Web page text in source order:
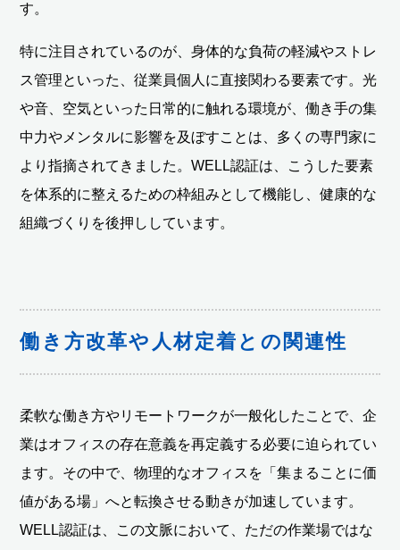
す。
特に注目されているのが、身体的な負荷の軽減やストレ
ス管理といった、従業員個人に直接関わる要素です。光
や音、空気といった日常的に触れる環境が、働き手の集
中力やメンタルに影響を及ぼすことは、多くの専門家に
より指摘されてきました。WELL認証は、こうした要素
を体系的に整えるための枠組みとして機能し、健康的な
組織づくりを後押ししています。
働き方改革や人材定着との関連性
柔軟な働き方やリモートワークが一般化したことで、企
業はオフィスの存在意義を再定義する必要に迫られてい
ます。その中で、物理的なオフィスを「集まることに価
値がある場」へと転換させる動きが加速しています。
WELL認証は、この文脈において、ただの作業場ではな